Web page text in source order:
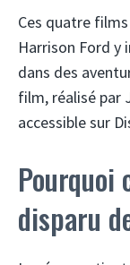
Ces quatre
Harrison Ford y
dans des
film, réalisé par
accessible sur
disparu